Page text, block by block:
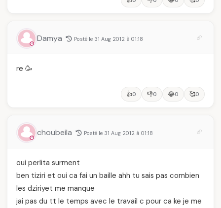
Damya Posté le 31 Aug 2012 à 01:18
re 🥳
👍0 👎0 😂0 🥰0
choubeila Posté le 31 Aug 2012 à 01:18
oui perlita surment
ben tiziri et oui ca fai un baille ahh tu sais pas combien
les dziriyet me manque
jai pas du tt le temps avec le travail c pour ca ke je me